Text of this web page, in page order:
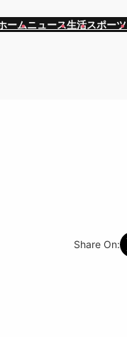
ームニュース生活スポーツ
Share On: